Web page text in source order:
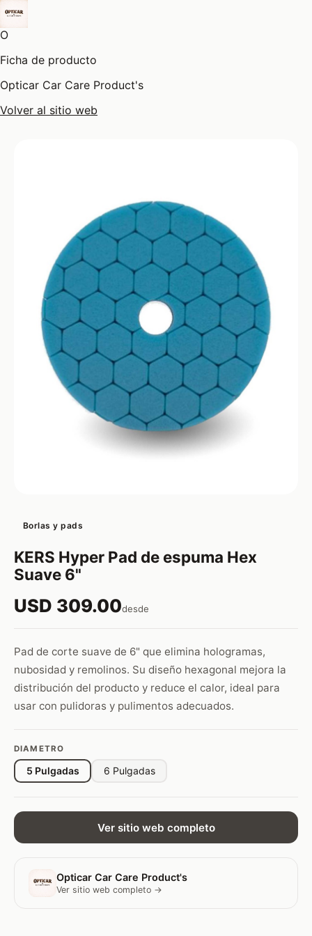
O
Ficha de producto
Opticar Car Care Product's
Volver al sitio web
Borlas y pads
KERS Hyper Pad de espuma Hex
Suave 6"
USD 309.00desde
Pad de corte suave de 6" que elimina hologramas,
nubosidad y remolinos. Su diseño hexagonal mejora la
distribución del producto y reduce el calor, ideal para
usar con pulidoras y pulimentos adecuados.
DIAMETRO
5 Pulgadas 6 Pulgadas
Ver sitio web completo
Opticar Car Care Product's
Ver sitio web completo →